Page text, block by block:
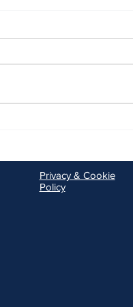
Privacy & Cookie
Policy